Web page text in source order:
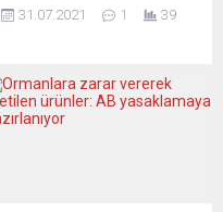
Tüketici fiyat artışlarının yıllık
medyasının gündemine bir
bomba gibi düştü. “Bunun
31.07.2021 1 39